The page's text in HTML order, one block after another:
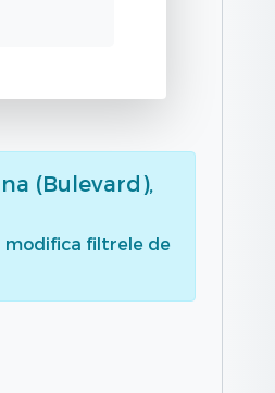
(Bulevard),
modifica filtrele de